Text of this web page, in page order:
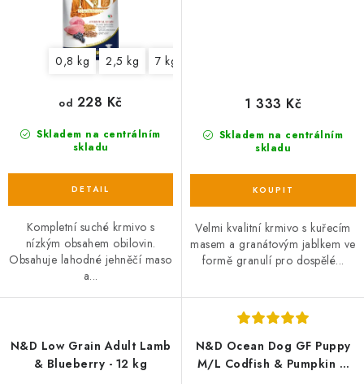
0,8 kg 2,5 kg 7 kg
Skladem na centrálním
skladu
od 228 Kč
Kompletní suché krmivo s
nízkým obsahem obilovin.
Obsahuje lahodné jehněčí maso
a...
Skladem na centrálním
skladu
1 333 Kč
Velmi kvalitní krmivo s kuřecím
masem a granátovým jablkem ve
formě granulí pro dospělé...
N&D Low Grain Adult Lamb
& Blueberry - 12 kg
N&D Ocean Dog GF Puppy
M/L Codfish & Pumpkin &